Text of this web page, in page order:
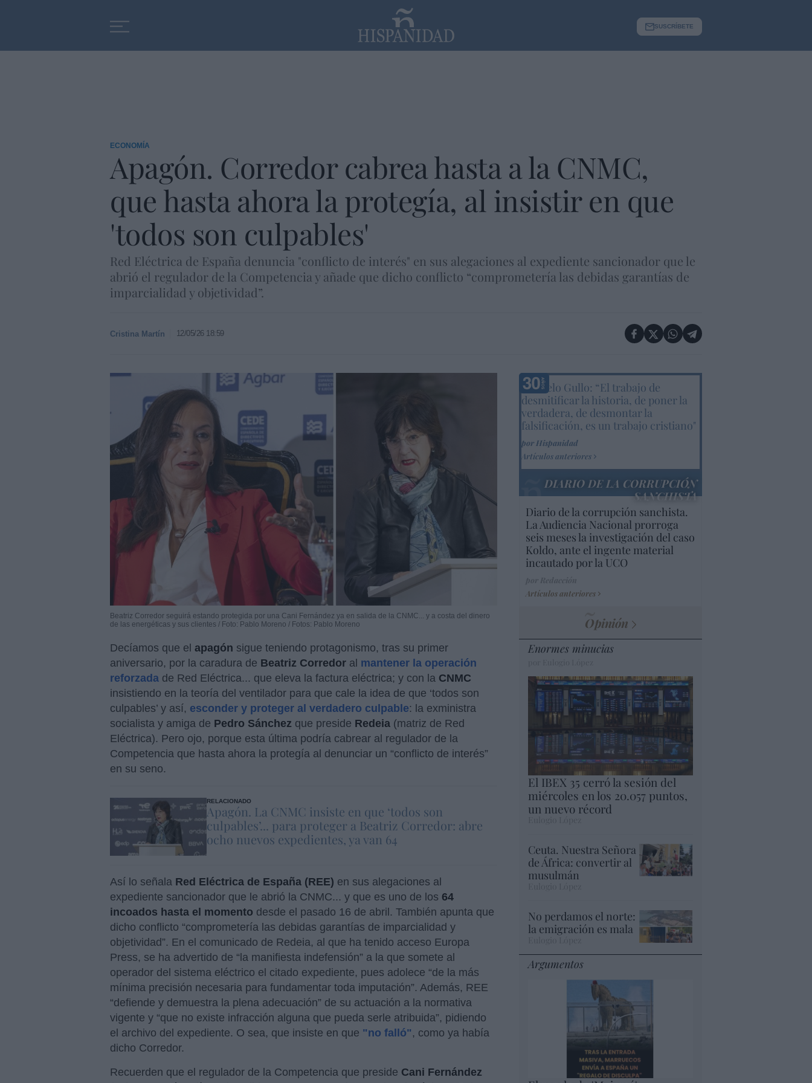
SUSCRÍBETE
ECONOMÍA
Apagón. Corredor cabrea hasta a la CNMC,
que hasta ahora la protegía, al insistir en que
'todos son culpables'
Red Eléctrica de España denuncia "conflicto de interés" en sus alegaciones al expediente sancionador que le
abrió el regulador de la Competencia y añade que dicho conflicto “comprometería las debidas garantías de
imparcialidad y objetividad”.
Cristina Martín 12/05/26 18:59
Beatriz Corredor seguirá estando protegida por una Cani Fernández ya en salida de la CNMC... y a costa del dinero
de las energéticas y sus clientes / Foto: Pablo Moreno / Fotos: Pablo Moreno
Decíamos que el apagón sigue teniendo protagonismo, tras su primer
aniversario, por la caradura de Beatriz Corredor al mantener la operación
reforzada de Red Eléctrica... que eleva la factura eléctrica; y con la CNMC
insistiendo en la teoría del ventilador para que cale la idea de que ‘todos son
culpables’ y así, esconder y proteger al verdadero culpable: la exministra
socialista y amiga de Pedro Sánchez que preside Redeia (matriz de Red
Eléctrica). Pero ojo, porque esta última podría cabrear al regulador de la
Competencia que hasta ahora la protegía al denunciar un “conflicto de interés”
en su seno.
RELACIONADO
Apagón. La CNMC insiste en que ‘todos son
culpables’... para proteger a Beatriz Corredor: abre
ocho nuevos expedientes, ya van 64
Así lo señala Red Eléctrica de España (REE) en sus alegaciones al
expediente sancionador que le abrió la CNMC... y que es uno de los 64
incoados hasta el momento desde el pasado 16 de abril. También apunta que
dicho conflicto “comprometería las debidas garantías de imparcialidad y
objetividad”. En el comunicado de Redeia, al que ha tenido acceso Europa
Press, se ha advertido de “la manifiesta indefensión” a la que somete al
operador del sistema eléctrico el citado expediente, pues adolece “de la más
mínima precisión necesaria para fundamentar toda imputación”. Además, REE
“defiende y demuestra la plena adecuación” de su actuación a la normativa
vigente y “que no existe infracción alguna que pueda serle atribuida”, pidiendo
el archivo del expediente. O sea, que insiste en que "no falló" , como ya había
dicho Corredor.
Recuerden que el regulador de la Competencia que preside Cani Fernández
Marcelo Gullo: “El trabajo de
desmitificar la historia, de poner la
verdadera, de desmontar la
falsificación, es un trabajo cristiano"
por Hispanidad
Artículos anteriores
DIARIO DE LA CORRUPCIÓN
SANCHISTA
Diario de la corrupción sanchista.
La Audiencia Nacional prorroga
seis meses la investigación del caso
Koldo, ante el ingente material
incautado por la UCO
Artículos anteriores
Opinión
Enormes minucias
El IBEX 35 cerró la sesión del
miércoles en los 20.057 puntos,
un nuevo récord
Ceuta. Nuestra Señora
de África: convertir al
musulmán
No perdamos el norte:
la emigración es mala
Argumentos